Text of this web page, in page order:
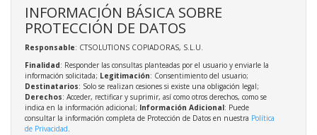
INFORMACIÓN BÁSICA SOBRE
PROTECCIÓN DE DATOS
Responsable: CTSOLUTIONS COPIADORAS, S.L.U.
Finalidad: Responder las consultas planteadas por el usuario y enviarle la
información solicitada; Legitimación: Consentimiento del usuario;
Destinatarios: Solo se realizan cesiones si existe una obligación legal;
Derechos: Acceder, rectificar y suprimir, así como otros derechos, como se
indica en la información adicional; Información Adicional: Puede
consultar la información completa de Protección de Datos en nuestra Política
de Privacidad.